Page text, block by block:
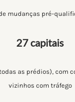
mudanças pré-
27 capitais
as prédios), com
vizinhos com tráfego